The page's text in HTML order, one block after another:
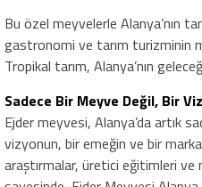
Bu özel meyvelerle Alanya’nın
gastronomi ve tarım turizminin
Tropikal tarım, Alanya’nın
Sadece Bir Meyve Değil, Bir
Ejder meyvesi, Alanya’da artık
vizyonun, bir emeğin ve bir
araştırmalar, üretici eğitimleri ve